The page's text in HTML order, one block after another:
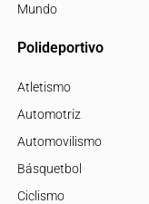
Mundo
Polideportivo
Atletismo
Automotriz
Automovilismo
Básquetbol
Ciclismo